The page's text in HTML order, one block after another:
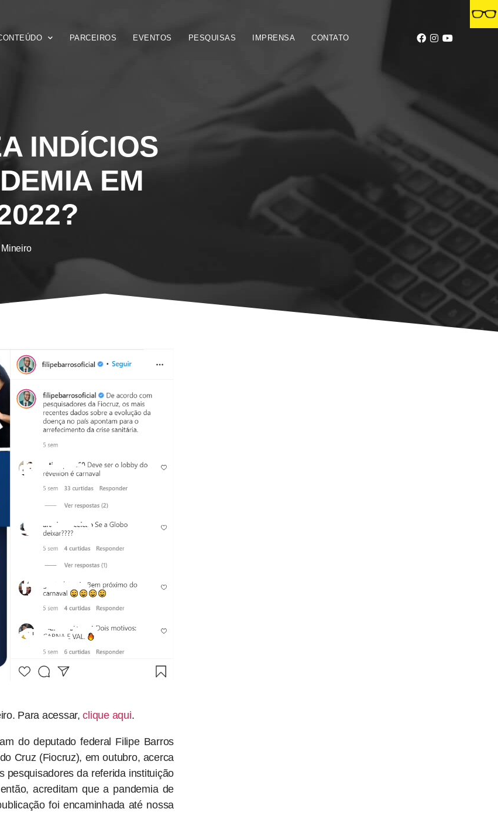
PARCEIROS EVENTOS PESQUISAS IMPRENSA CONTATO
INDÍCIOS
EM
Para acessar,clique aqui.
do deputado federal Filipe Barros
Cruz (Fiocruz), em outubro, acerca
pesquisadores da referida instituição
acreditam que a pandemia de
foi encaminhada até nossa